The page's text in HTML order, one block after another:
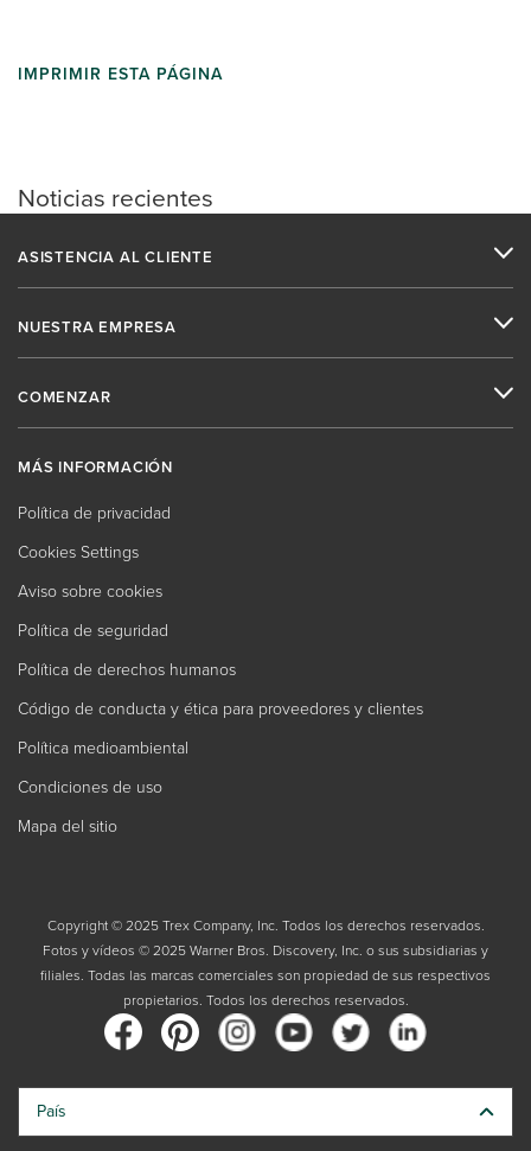
Noticias recientes
IMPRIMIR ESTA PÁGINA
ASISTENCIA AL CLIENTE
NUESTRA EMPRESA
COMENZAR
MÁS INFORMACIÓN
Política de privacidad
Cookies Settings
Aviso sobre cookies
Política de seguridad
Política de derechos humanos
Código de conducta y ética para proveedores y clientes
Política medioambiental
Condiciones de uso
Mapa del sitio
Copyright © 2025 Trex Company, Inc. Todos los derechos reservados.
Fotos y vídeos © 2025 Warner Bros. Discovery, Inc. o sus subsidiarias y
filiales. Todas las marcas comerciales son propiedad de sus respectivos
propietarios. Todos los derechos reservados.
País